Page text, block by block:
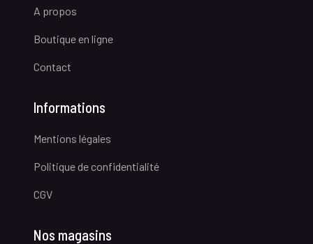
A propos
Boutique en ligne
Contact
Informations
Mentions légales
Politique de confidentialité
CGV
Nos magasins